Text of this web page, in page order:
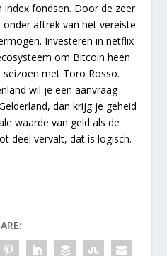
index fondsen. Door de zeer
aftrek van het vereiste
Investeren in netflix
om Bitcoin heen
met Toro Rosso.
wil je een aanvraag
dan krijg je geheid
waarde van geld als de
deel vervalt, dat is logisch.